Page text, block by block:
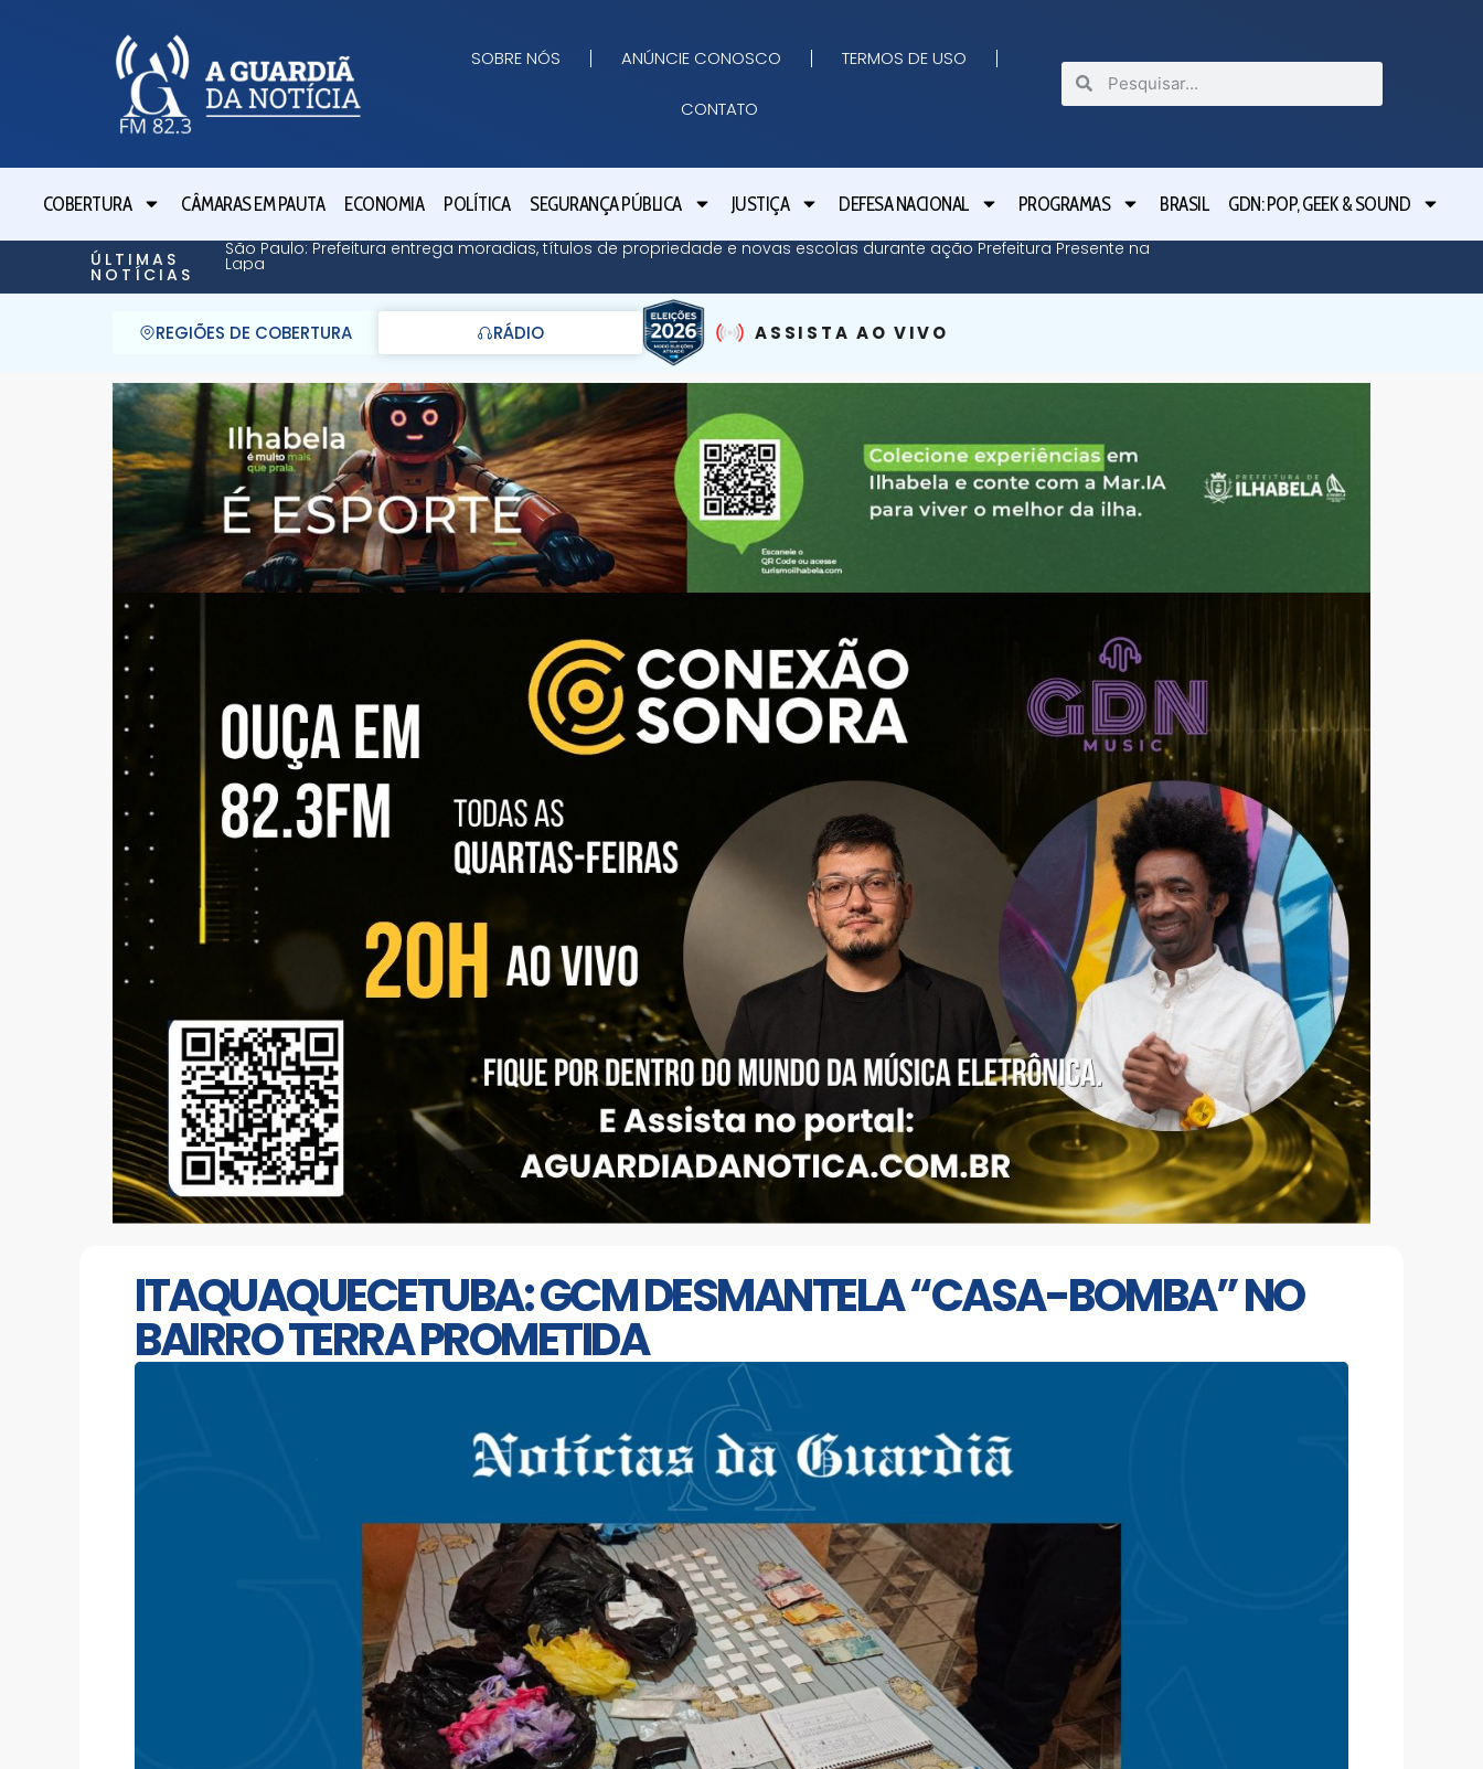
SOBRE NÓS ANÚNCIE CONOSCO TERMOS DE USO
CONTATO
COBERTURA CÂMARAS EM PAUTA ECONOMIA POLÍTICA SEGURANÇA PÚBLICA JUSTIÇA DEFESA NACIONAL PROGRAMAS BRASIL GDN: POP, GEEK & SOUND
ÚLTIMAS
NOTÍCIAS
São Paulo: Prefeitura entrega moradias, títulos de propriedade e novas escolas durante ação Prefeitura Presente na
Lapa
REGIÕES DE COBERTURA RÁDIO ASSISTA AO VIVO
ITAQUAQUECETUBA: GCM DESMANTELA “CASA-BOMBA” NO
BAIRRO TERRA PROMETIDA